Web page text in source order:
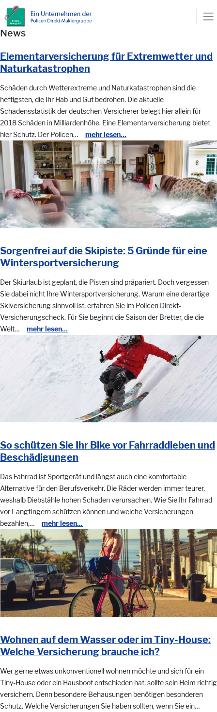
News
Elementarversicherung für Extremwetter und
Naturkatastrophen
Schäden durch Wetterextreme und Naturkatastrophen sind die
heftigsten, die Ihr Hab und Gut bedrohen. Die aktuelle
Schadensstatistik der deutschen Versicherer belegt hier allein für
2018 Schäden in Milliardenhöhe. Eine Elementarversicherung bietet
hier Schutz. Der Policen…
mehr lesen...
Sorgenfrei auf die Skipiste: 5 Gründe für eine
Wintersportversicherung
Der Skiurlaub ist geplant, die Pisten sind präpariert. Doch vergessen
Sie dabei nicht Ihre Wintersportversicherung. Warum eine derartige
Skiversicherung sinnvoll ist, erfahren Sie im Policen Direkt-
Versicherungscheck. Für Sie beginnt die Saison der Bretter, die die
Welt…
mehr lesen...
So schützen Sie Ihr Bike vor Fahrraddieben und
Beschädigungen
Das Fahrrad ist Sportgerät und längst auch eine komfortable
Alternative für den Berufsverkehr. Die Räder werden immer teurer,
weshalb Diebstähle hohen Schaden verursachen. Wie Sie Ihr Fahrrad
vor Langfingern schützen können und welche Versicherungen
bezahlen,…
mehr lesen...
Wohnen auf dem Wasser oder im Tiny-House:
Welche Versicherung brauche ich?
Wer gerne etwas unkonventionell wohnen möchte und sich für ein
Tiny-House oder ein Hausboot entschieden hat, sollte sein Heim richtig
versichern. Denn besondere Behausungen benötigen besonderen
Schutz. Welche Versicherungen Sie haben sollten, wenn Sie ein…